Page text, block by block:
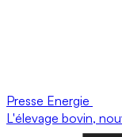
Presse Energie
L'élevage bovin,